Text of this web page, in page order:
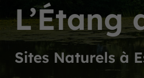
L’Étang
Sites Naturels à